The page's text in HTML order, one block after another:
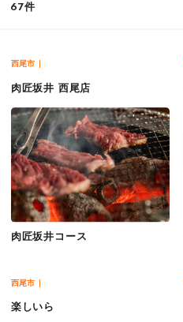
67件
西尾市
肉匠坂井 西尾店
肉匠坂井コース
西尾市
楽しいら